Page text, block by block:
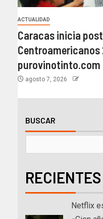
ACTUALIDAD
Caracas inicia
Centroamericanos
purovinotinto.com
agosto 7, 2026
BUSCAR
RECIENTES
Netflix